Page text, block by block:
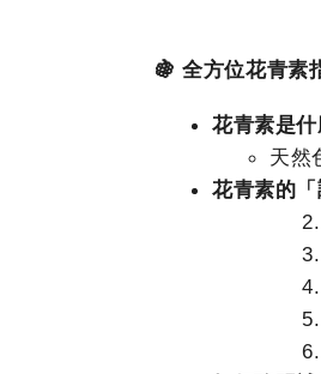
🍇 全方位花青素
花青素是
天然
花青素的